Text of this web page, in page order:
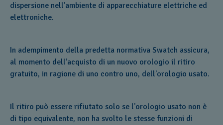
dispersione nell’ambiente di apparecchiature elettriche ed
elettroniche.
In adempimento della predetta normativa Swatch assicura,
al momento dell’acquisto di un nuovo orologio il ritiro
gratuito, in ragione di uno contro uno, dell’orologio usato.
Il ritiro può essere rifiutato solo se l’orologio usato non è
di tipo equivalente, non ha svolto le stesse funzioni di